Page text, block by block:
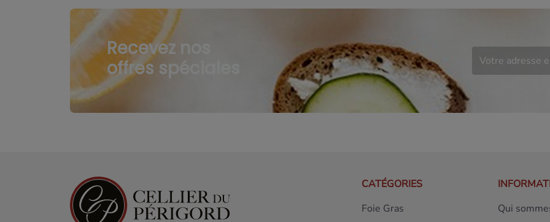
Recevez nos
offres spéciales
CATÉGORIES
Foie Gras
Qui